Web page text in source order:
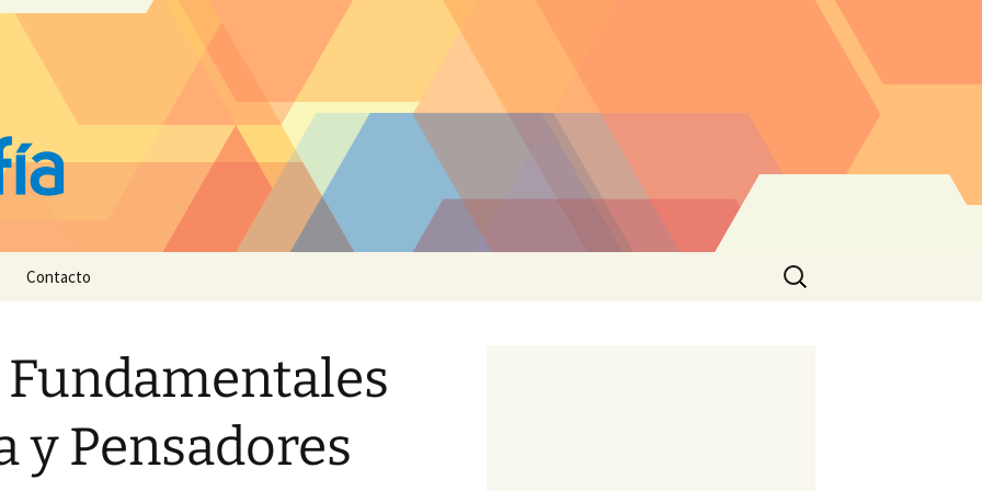
Contacto
Buscar:
y Pensadores